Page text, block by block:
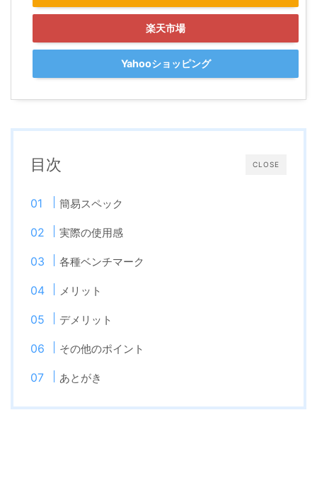
楽天市場
Yahooショッピング
CLOSE
目次
簡易スペック
実際の使用感
各種ベンチマーク
メリット
デメリット
その他のポイント
あとがき